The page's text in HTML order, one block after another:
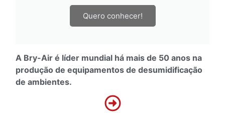
Quero conhecer!
A Bry-Air é líder mundial há mais de 50 anos na
produção de equipamentos de desumidificação
de ambientes.